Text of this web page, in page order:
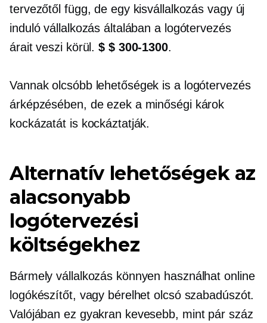
tervezőtől függ, de egy kisvállalkozás vagy új
induló vállalkozás általában a logótervezés
árait veszi körül.$ $ 300-1300.
Vannak olcsóbb lehetőségek is a logótervezés
árképzésében, de ezek a minőségi károk
kockázatát is kockáztatják.
Alternatív lehetőségek az
alacsonyabb
logótervezési
költségekhez
Bármely vállalkozás könnyen használhat online
logókészítőt, vagy bérelhet olcsó szabadúszót.
Valójában ez gyakran kevesebb, mint pár száz